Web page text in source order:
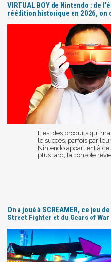
VIRTUAL BOY de Nintendo : de
réédition historique en 2026, on
Il est des produits qui
le succès, parfois par
Nintendo appartient à
plus tard, la console
On a joué à SCREAMER, ce jeu
Street Fighter et du Gears of War